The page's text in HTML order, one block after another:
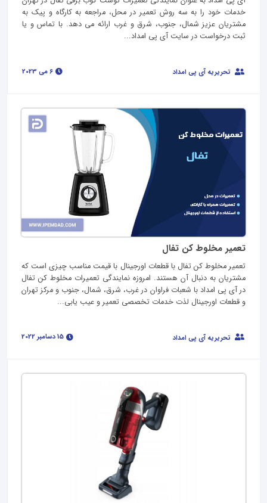
خدمات خود را به سه روش تعمیر در محل، مراجعه به کارگاه و پیک به
مشتریان عزیز شمال، جنوب، شرق و غرب ارائه می دهد. با تماس و یا
ثبت درخواست در سایت آی پی امداد...
تحریریه آی پی امداد
تعمیر مخلوط کن تفال
تعمیر مخلوط کن تفال با قطعات اورجینال با قیمت مناسب چیزی است که
مشتریان به دنبال آن هستند. امروزه نمایندگی تعمیرات مخلوط کن تفال
در آی پی امداد با شعبات فراوان در غرب، شرق، شمال، جنوب و مرکز تهران
و قطعات اورجینال لذت خدمات تخصصی تعمیر و عیب یابی...
تحریریه آی پی امداد